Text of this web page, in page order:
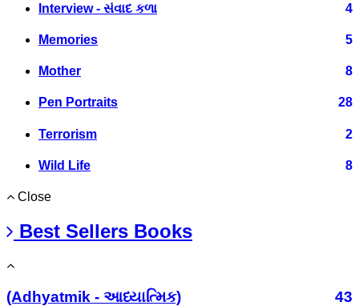
Interview - સંવાદ કળા 4
Memories 5
Mother 8
Pen Portraits 28
Terrorism 2
Wild Life 8
Close
Best Sellers Books
(Adhyatmik - આધ્યાત્મિક)
43